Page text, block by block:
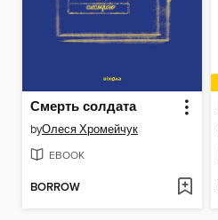
Смерть солдата
byОлеся Хромейчук
EBOOK
BORROW